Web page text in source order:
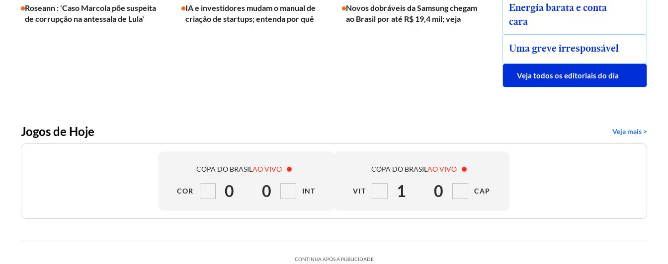
Roseann : 'Caso Marcola põe suspeita
de corrupção na antessala de Lula'
IA e investidores mudam o manual de
criação de startups; entenda por quê
Novos dobráveis da Samsung chegam
ao Brasil por até R$ 19,4 mil; veja
Energia barata e conta
cara
Uma greve irresponsável
Veja todos os editoriais do dia
Jogos de Hoje Veja mais >
COPA DO BRASILAO VIVO
COR 0 0 INT
COPA DO BRASILAO VIVO
VIT 1 0 CAP
CONTINUA APÓS A PUBLICIDADE